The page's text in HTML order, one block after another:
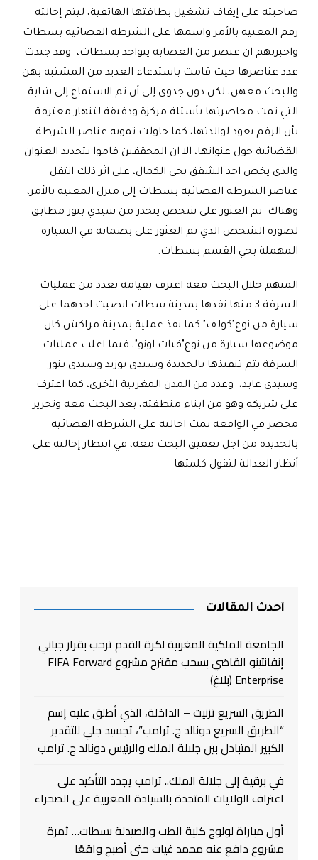
صاحبته على إيقاف تشغيل بطاقتها الهاتفية، ليتم إحالته
رقم المعنية بالأمر واسمها على الشرطة القضائية بسطات
واخبرتهم ان عنصر من العصابة يتواجد بسطات، وقد جندت
عدد عناصرها حيث قامت باستدعاء العديد من المشتبه بهن
والبحث معهن، لكن دون جدوى إلى أن تم الاستماع إلى شابة
التي تمت محاصرتها بأسئلة مركزة ودقيقة لتنهار معترفة
بأن الرقم يعود لوالدتها، كما حاولت تمويه عناصر الشرطة
القضائية حول عنوانها، الا ان المحققين قاموا بتحديد العنوان
والذي يخص احد الشقق بحي الكمال، على اثر ذلك انتقل
عناصر الشرطة القضائية بسطات إلى منزل المعنية بالأمر،
وهناك تم العثور على شخص ينحدر من سيدي بنور مطابق
لصورة الشخص الذي تم العثور على بصماته في السيارة
المهملة بحي القسم بسطات.
المتهم خلال البحث معه اعترف بقيامه بعدد من عمليات
السرقة 3 منها نفذها بمدينة سطات انصبت احدهما على
سيارة من نوع"كولف" كما نفذ عملية بمدينة مراكش كان
موضوعها سيارة من نوع"فيات اونو"، فيما اغلب عمليات
السرقة يتم تنفيذها بالجديدة وسيدي بوزيد وسيدي بنور
وسيدي عابد، وعدد من المدن المغربية الأخرى، كما اعترف
على شريكه وهو من ابناء منطقته، بعد البحث معه وتحرير
محضر في الواقعة تمت احالته على الشرطة القضائية
بالجديدة من اجل تعميق البحث معه، في انتظار إحالته على
أنظار العدالة لتقول كلمتها
أحدث المقالات
الجامعة الملكية المغربية لكرة القدم ترحب بقرار جياني
إنفانتينو القاضي بسحب مقترح مشروع FIFA Forward
Enterprise (بلاغ)
الطريق السريع تزنيت – الداخلة، الذي أطلق عليه إسم
“الطريق السريع دونالد ج. ترامب”، تجسيد جلي للتقدير
الكبير المتبادل بين جلالة الملك والرئيس دونالد ج. ترامب
في برقية إلى جلالة الملك.. ترامب يجدد التأكيد على
اعتراف الولايات المتحدة بالسيادة المغربية على الصحراء
أول مباراة لولوج كلية الطب والصيدلة بسطات… ثمرة
مشروع دافع عنه محمد غيات حتى أصبح واقعًا